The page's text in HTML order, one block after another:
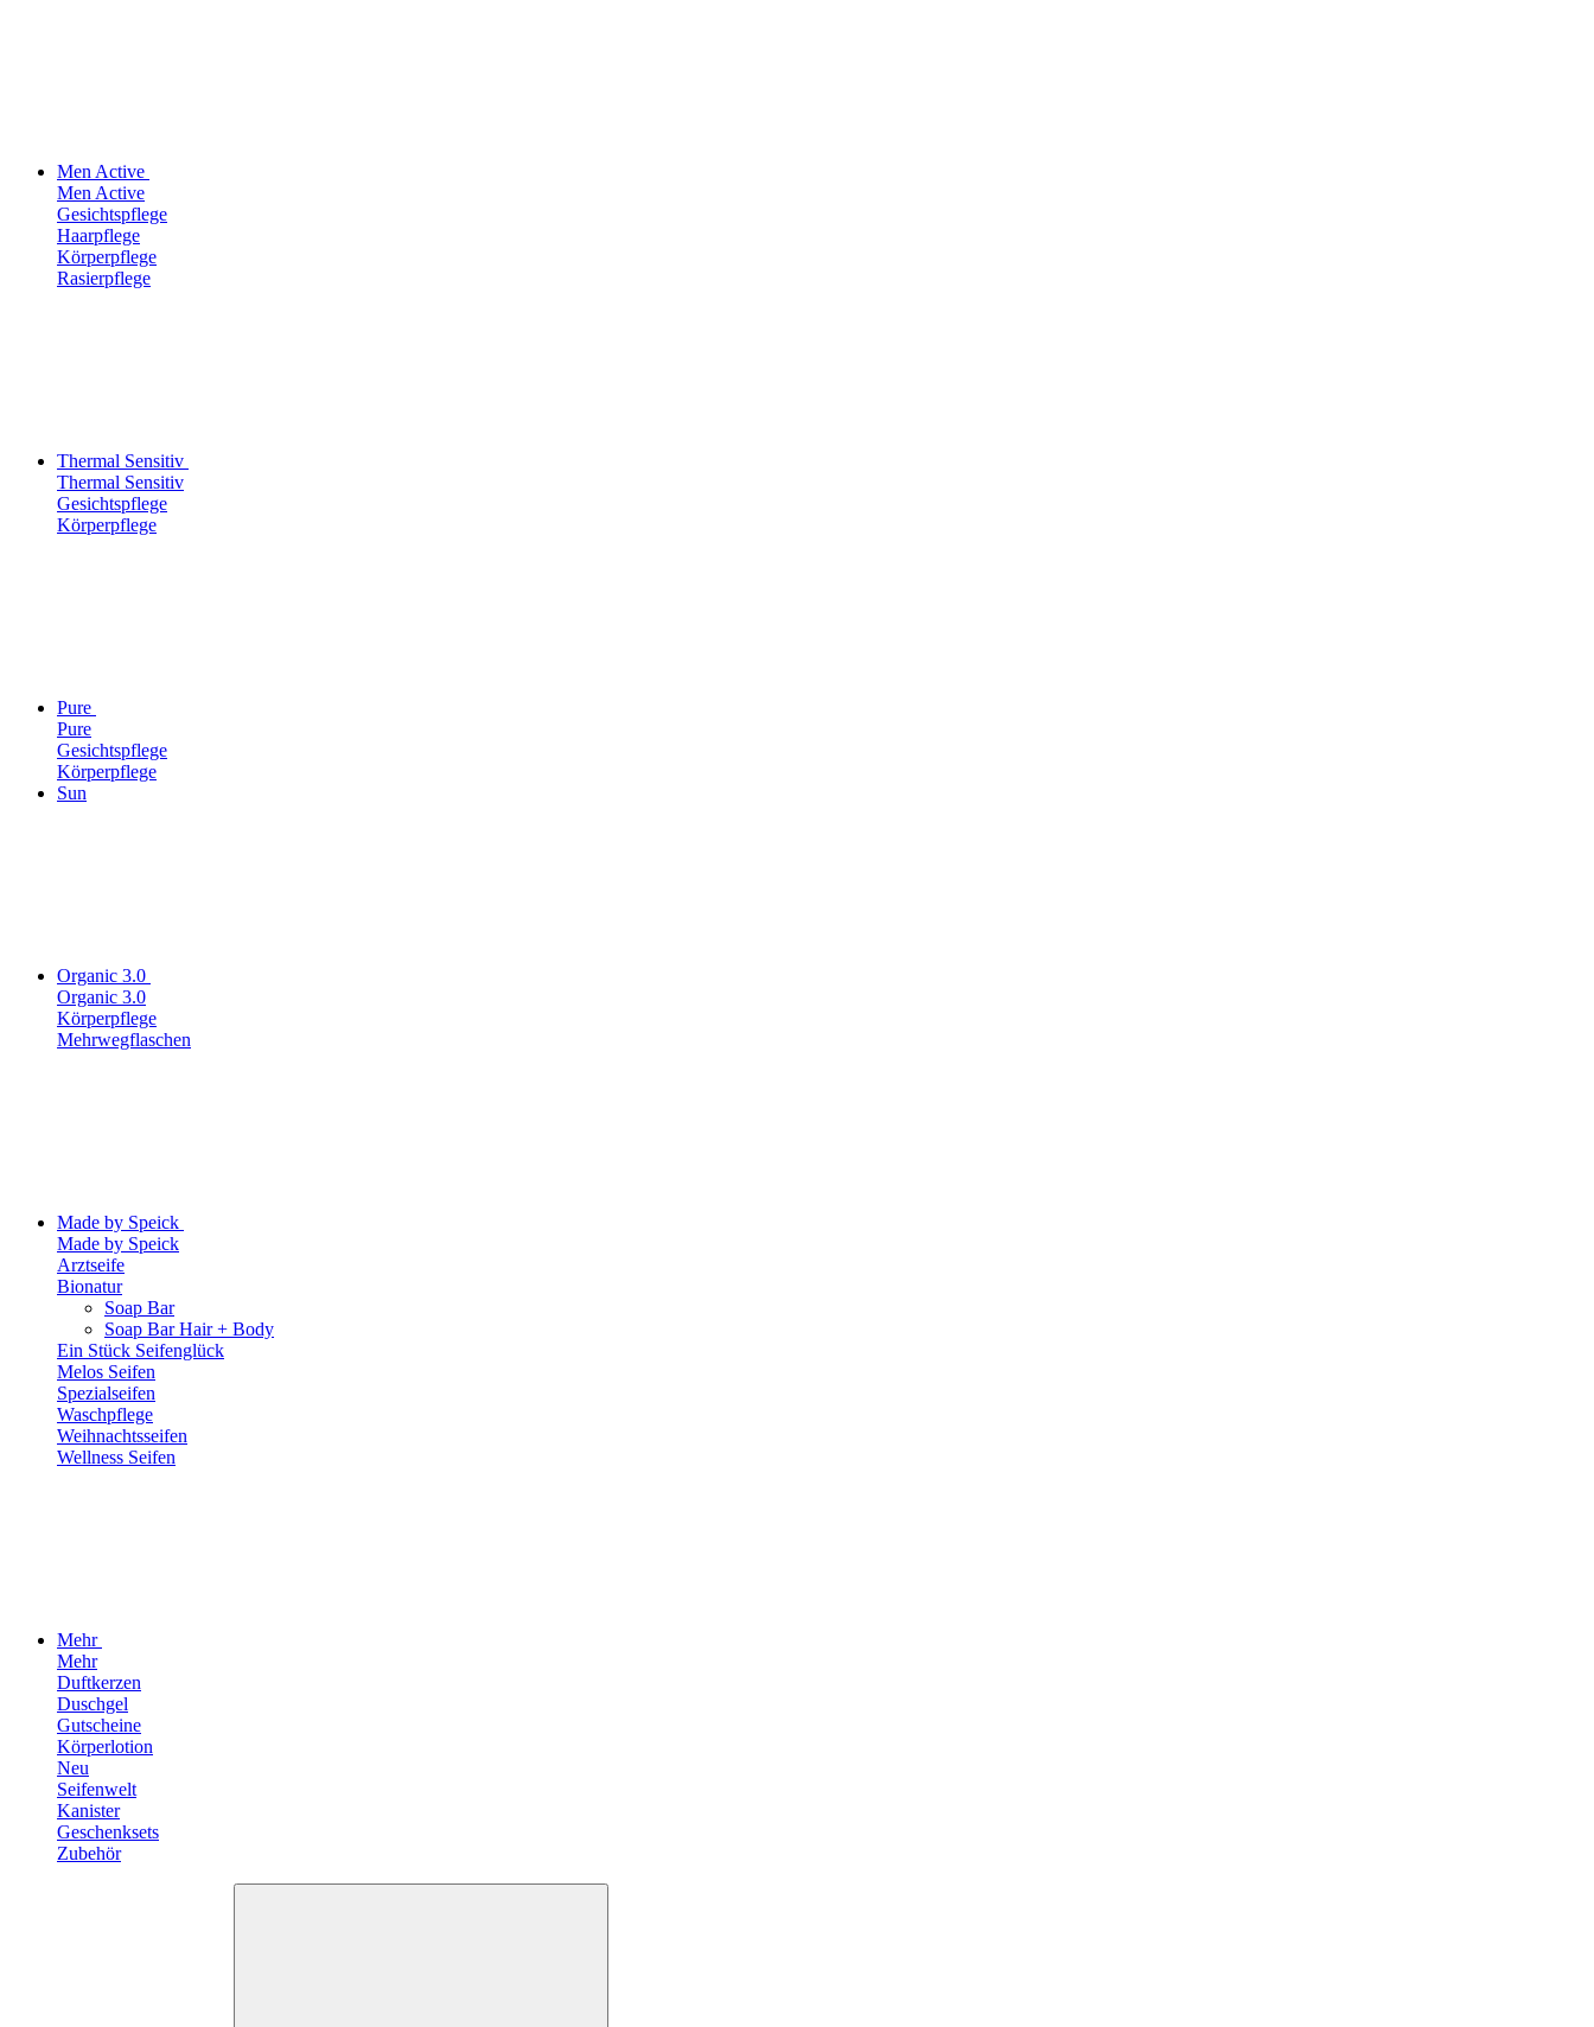
Men Active
Men Active
Gesichtspflege
Haarpflege
Körperpflege
Rasierpflege
Thermal Sensitiv
Thermal Sensitiv
Gesichtspflege
Körperpflege
Pure
Pure
Gesichtspflege
Körperpflege
Sun
Organic 3.0
Organic 3.0
Körperpflege
Mehrwegflaschen
Made by Speick
Made by Speick
Arztseife
Bionatur
Soap Bar
Soap Bar Hair + Body
Ein Stück Seifenglück
Melos Seifen
Spezialseifen
Waschpflege
Weihnachtsseifen
Wellness Seifen
Mehr
Mehr
Duftkerzen
Duschgel
Gutscheine
Körperlotion
Neu
Seifenwelt
Kanister
Geschenksets
Zubehör